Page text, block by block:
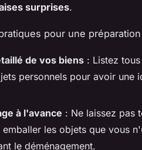
surprises.
pour une
de vos biens : Listez
personnels pour avoir une
à l'avance : Ne laissez pas
les objets que vous
le déménagement.